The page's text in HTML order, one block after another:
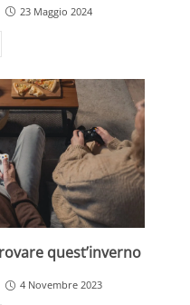
23 Maggio 2024
quest’inverno
4 Novembre 2023